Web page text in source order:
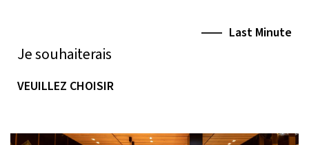
Last Minute
Je souhaiterais
VEUILLEZ CHOISIR